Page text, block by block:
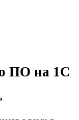
ПО на 1С